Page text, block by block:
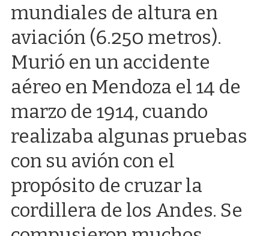
mundiales de altura en
aviación (6.250 metros).
Murió en un accidente
aéreo en Mendoza el 14 de
marzo de 1914, cuando
realizaba algunas pruebas
con su avión con el
propósito de cruzar la
cordillera de los Andes. Se